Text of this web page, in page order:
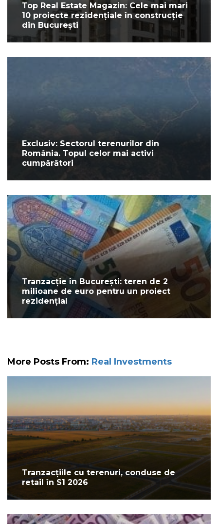
Top Real Estate Magazin: Cele mai mari
10 proiecte rezidențiale în construcție
din București
Exclusiv: Sectorul terenurilor din
România. Topul celor mai activi
cumpărători
Tranzacție în București: teren de 2
milioane de euro pentru un proiect
rezidențial
More Posts From: Real Investments
Tranzacțiile cu terenuri, conduse de
retail în S1 2026